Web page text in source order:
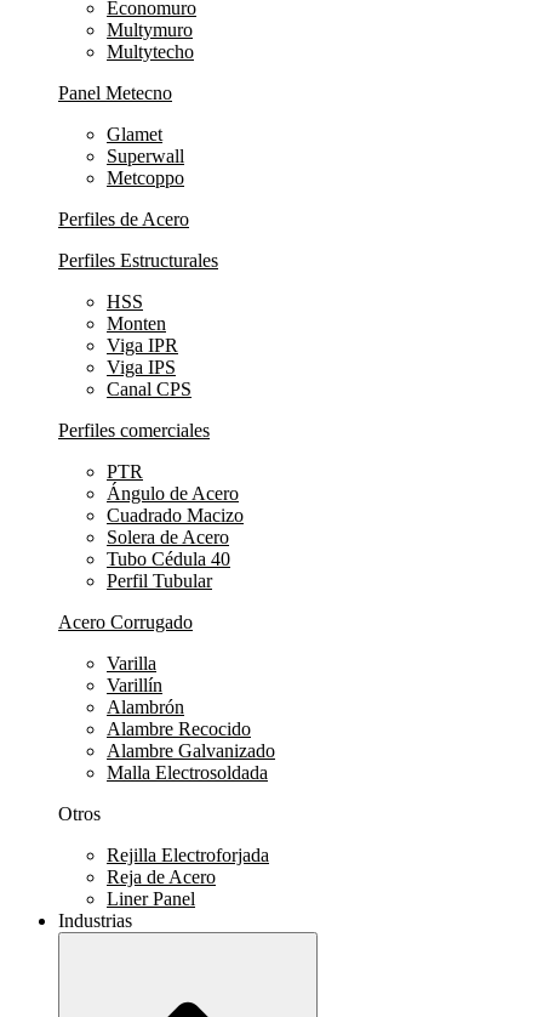
Economuro
Multymuro
Multytecho
Panel Metecno
Glamet
Superwall
Metcoppo
Perfiles de Acero
Perfiles Estructurales
HSS
Monten
Viga IPR
Viga IPS
Canal CPS
Perfiles comerciales
PTR
Ángulo de Acero
Cuadrado Macizo
Solera de Acero
Tubo Cédula 40
Perfil Tubular
Acero Corrugado
Varilla
Varillín
Alambrón
Alambre Recocido
Alambre Galvanizado
Malla Electrosoldada
Otros
Rejilla Electroforjada
Reja de Acero
Liner Panel
Industrias